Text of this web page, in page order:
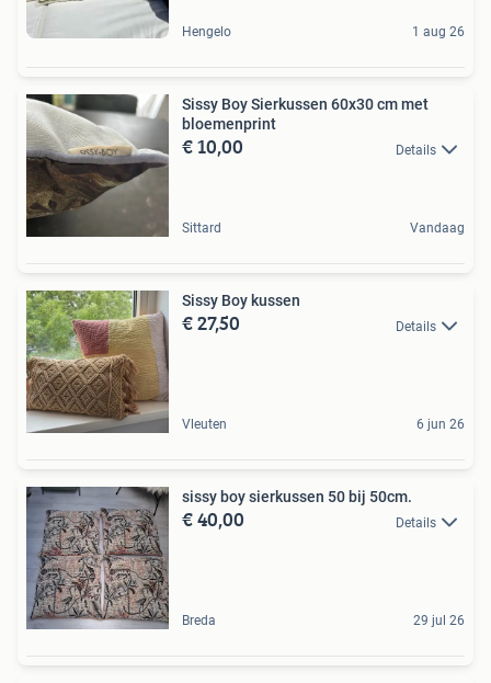
Hengelo 1 aug 26
Sissy Boy Sierkussen 60x30 cm met
bloemenprint
€ 10,00 Details
Sittard Vandaag
Sissy Boy kussen
€ 27,50 Details
Vleuten 6 jun 26
sissy boy sierkussen 50 bij 50cm.
€ 40,00 Details
Breda 29 jul 26